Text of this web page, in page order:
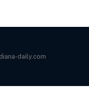
daily.com